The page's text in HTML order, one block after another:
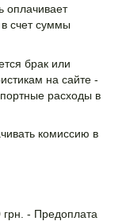
оплачивает
счет суммы
брак или
на сайте -
расходы в
комиссию в
- Предоплата